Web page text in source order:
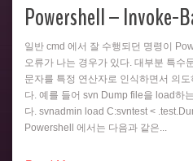
Powershell – Invoke-
일반 cmd 에서 잘 수행되던 명령이
오류가 나는 경우가 있다. 대부분 특수
문자를 특정 연산자로 인식하면서 의
다. 예를 들어 svn Dump file을 load하
다. svnadmin load C:svntest <
Powershell 에서는 다음과 같은...